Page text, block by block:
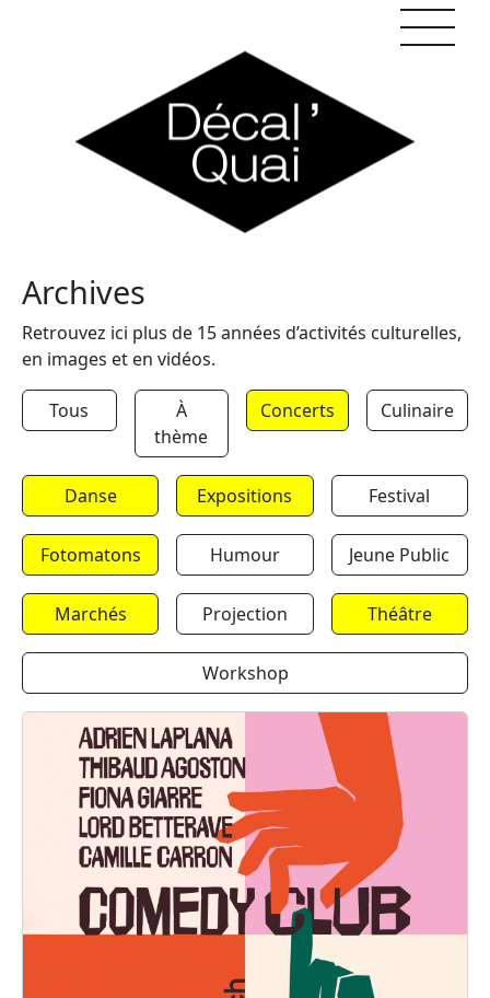
Archives
Retrouvez ici plus de 15 années d’activités culturelles,
en images et en vidéos.
Tous
À
thème
Concerts Culinaire
Danse Expositions Festival
Fotomatons Humour Jeune Public
Marchés Projection Théâtre
Workshop